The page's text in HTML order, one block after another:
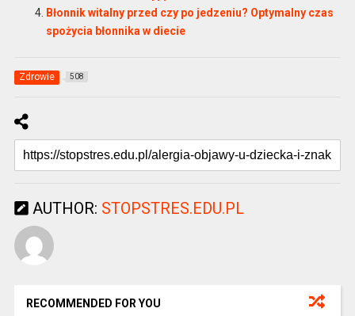
Błonnik witalny przed czy po jedzeniu? Optymalny czas
spożycia błonnika w diecie
Zdrowie 508
AUTHOR: STOPSTRES.EDU.PL
RECOMMENDED FOR YOU